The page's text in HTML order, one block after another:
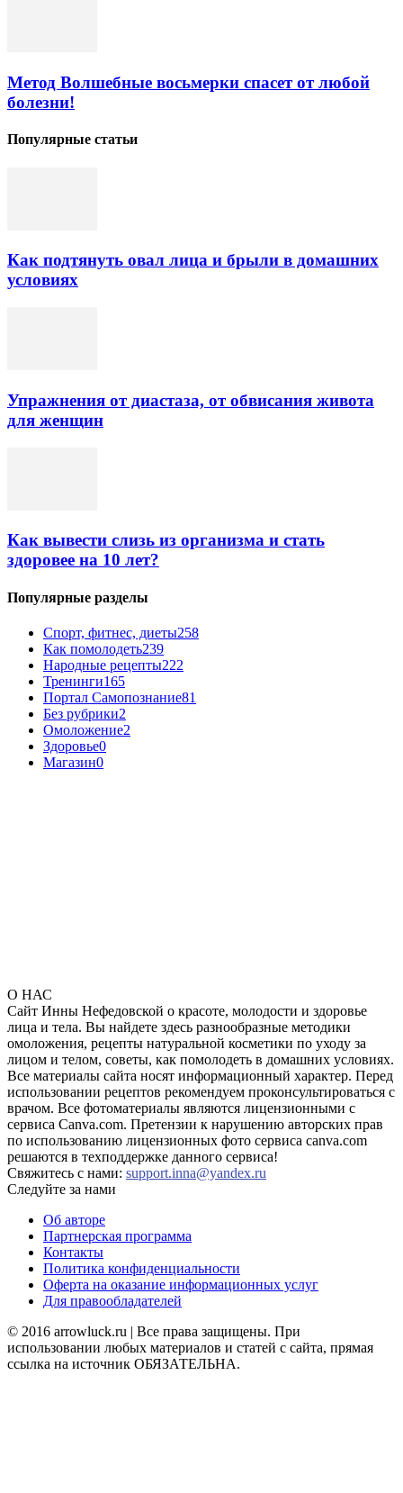
Метод Волшебные восьмерки спасет от любой
болезни!
Популярные статьи
Как подтянуть овал лица и брыли в домашних
условиях
Упражнения от диастаза, от обвисания живота
для женщин
Как вывести слизь из организма и стать
здоровее на 10 лет?
Популярные разделы
Спорт, фитнес, диеты258
Как помолодеть239
Народные рецепты222
Тренинги165
Портал Самопознание81
Без рубрики2
Омоложение2
Здоровье0
Магазин0
О НАС
Сайт Инны Нефедовской о красоте, молодости и здоровье
лица и тела. Вы найдете здесь разнообразные методики
омоложения, рецепты натуральной косметики по уходу за
лицом и телом, советы, как помолодеть в домашних условиях.
Все материалы сайта носят информационный характер. Перед
использовании рецептов рекомендуем проконсультироваться с
врачом. Все фотоматериалы являются лицензионными с
сервиса Canva.com. Претензии к нарушению авторских прав
по использованию лицензионных фото сервиса canva.com
решаются в техподдержке данного сервиса!
Свяжитесь с нами: support.inna@yandex.ru
Следуйте за нами
Об авторе
Партнерская программа
Контакты
Политика конфиденциальности
Оферта на оказание информационных услуг
Для правообладателей
© 2016 arrowluck.ru | Все права защищены. При
использовании любых материалов и статей с сайта, прямая
ссылка на источник ОБЯЗАТЕЛЬНА.